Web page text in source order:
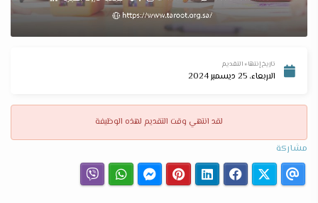
تاريخ إنتهاء التقديم
الاربعاء، 25 ديسمبر 2024
لقد انتهي وقت التقديم لهذه الوظيفة
مشاركة